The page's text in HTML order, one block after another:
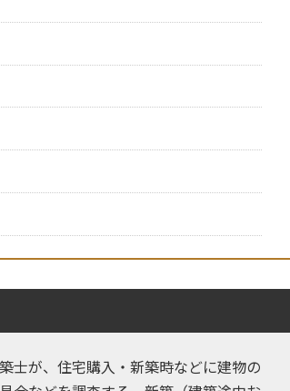
士が、住宅購入・新築時などに建物の